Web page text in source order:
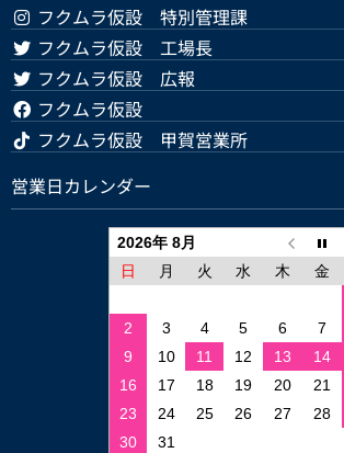
フクムラ仮設 特別管理課
フクムラ仮設 工場長
フクムラ仮設 広報
フクムラ仮設
フクムラ仮設 甲賀営業所
営業日カレンダー
2026年 8月
日
月 火 水 木 金
2
3 4 5 6 7
9
10 11 12 13 14
16
17 18 19 20 21
23
24 25 26 27 28
30
31